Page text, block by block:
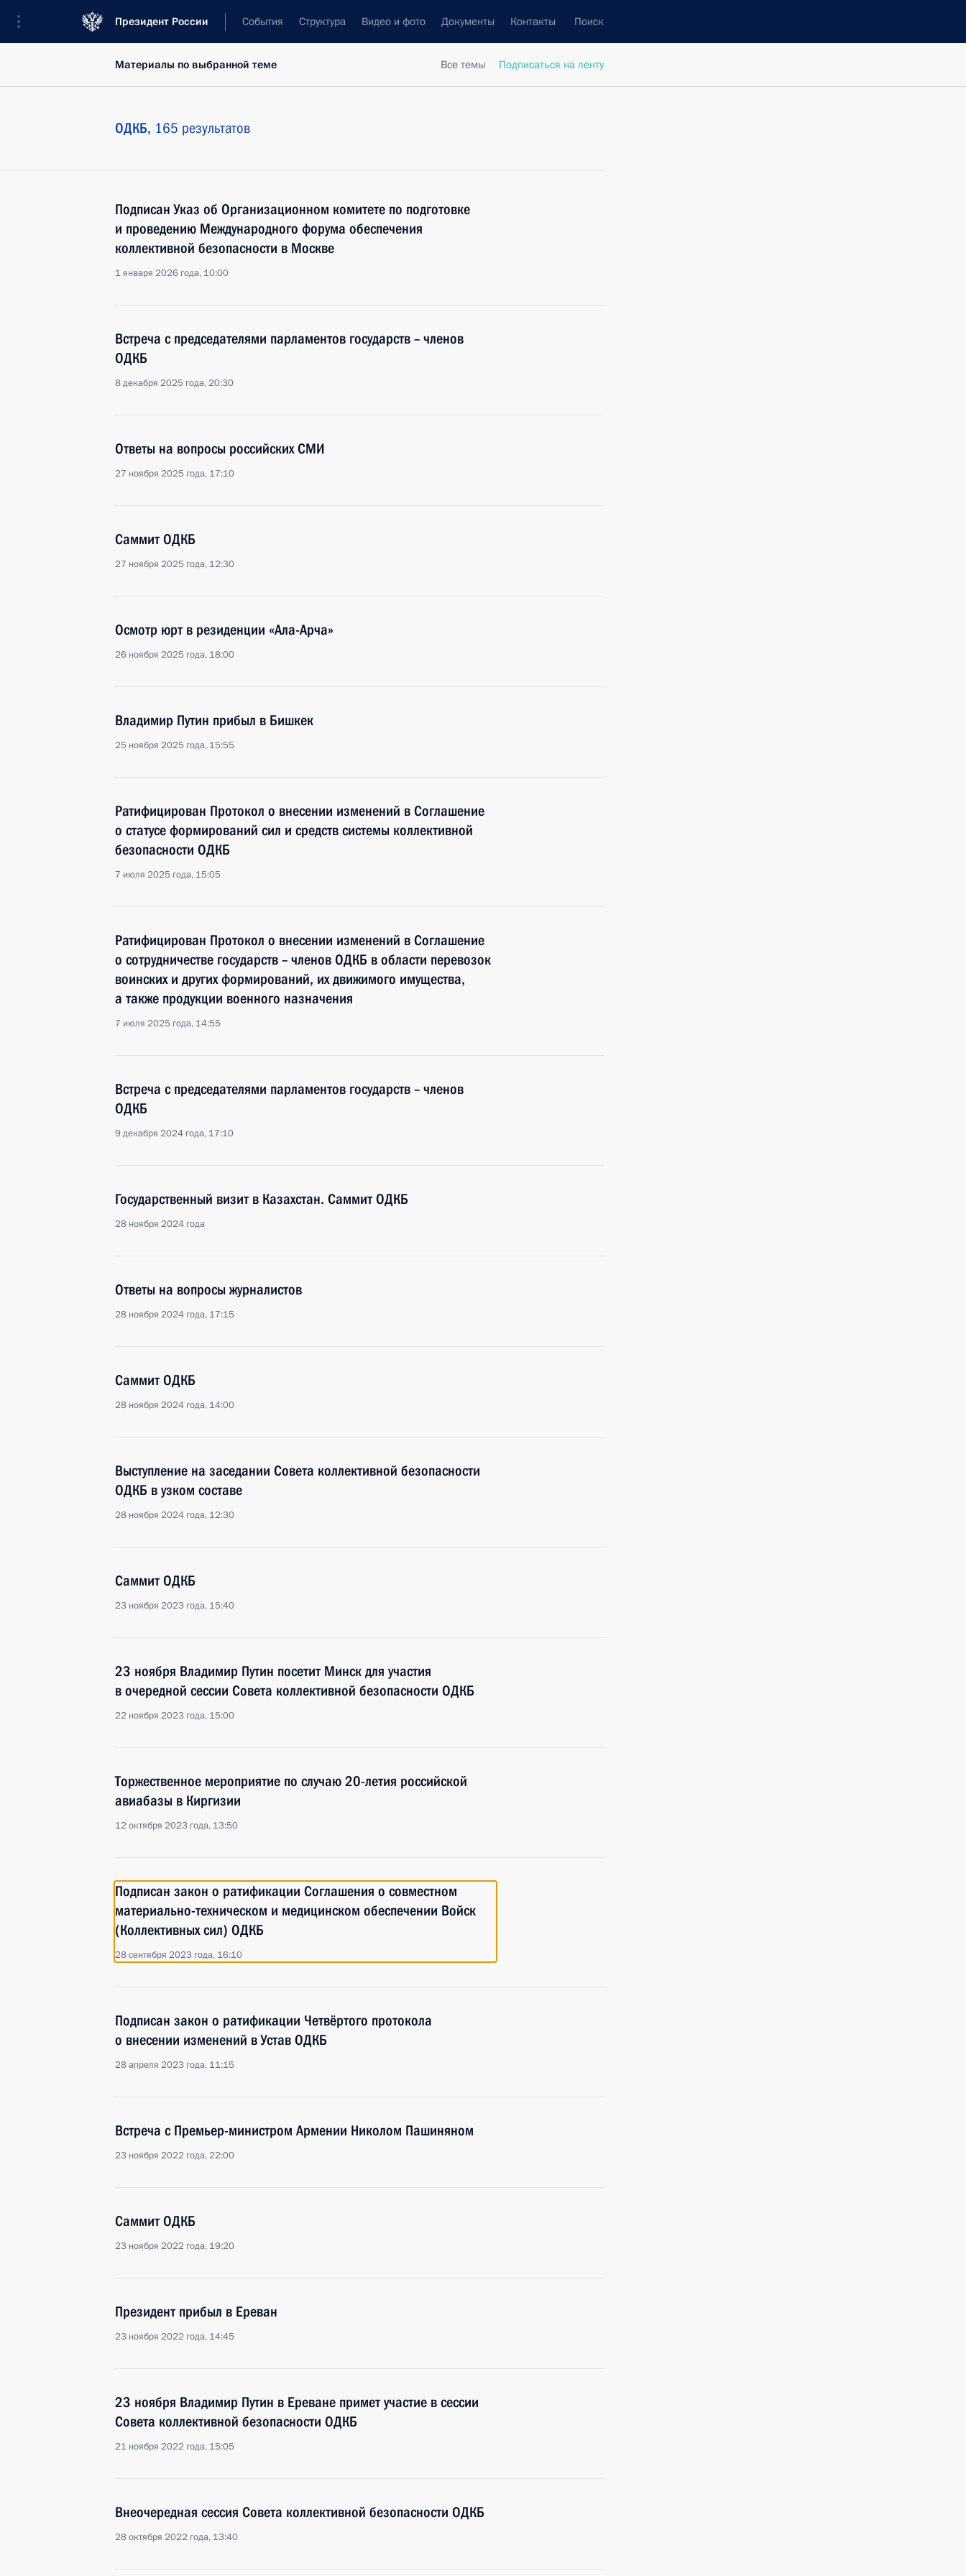
Президент России События Структура Видео и фото Документы Контакты Поиск
Все темы Подписаться на ленту
Материалы по выбранной теме
ОДКБ, 165 результатов
Подписан Указ об Организационном комитете по подготовке
и проведению Международного форума обеспечения
коллективной безопасности в Москве
1 января 2026 года, 10:00
Встреча с председателями парламентов государств – членов
ОДКБ
8 декабря 2025 года, 20:30
Ответы на вопросы российских СМИ
27 ноября 2025 года, 17:10
Саммит ОДКБ
27 ноября 2025 года, 12:30
Осмотр юрт в резиденции «Ала-Арча»
26 ноября 2025 года, 18:00
Владимир Путин прибыл в Бишкек
25 ноября 2025 года, 15:55
Ратифицирован Протокол о внесении изменений в Соглашение
о статусе формирований сил и средств системы коллективной
безопасности ОДКБ
7 июля 2025 года, 15:05
Ратифицирован Протокол о внесении изменений в Соглашение
о сотрудничестве государств – членов ОДКБ в области перевозок
воинских и других формирований, их движимого имущества,
а также продукции военного назначения
7 июля 2025 года, 14:55
Встреча с председателями парламентов государств – членов
ОДКБ
9 декабря 2024 года, 17:10
Государственный визит в Казахстан. Саммит ОДКБ
28 ноября 2024 года
Ответы на вопросы журналистов
28 ноября 2024 года, 17:15
Саммит ОДКБ
28 ноября 2024 года, 14:00
Выступление на заседании Совета коллективной безопасности
ОДКБ в узком составе
28 ноября 2024 года, 12:30
Саммит ОДКБ
23 ноября 2023 года, 15:40
23 ноября Владимир Путин посетит Минск для участия
в очередной сессии Совета коллективной безопасности ОДКБ
22 ноября 2023 года, 15:00
Торжественное мероприятие по случаю 20-летия российской
авиабазы в Киргизии
12 октября 2023 года, 13:50
Подписан закон о ратификации Соглашения о совместном
материально-техническом и медицинском обеспечении Войск
(Коллективных сил) ОДКБ
28 сентября 2023 года, 16:10
Подписан закон о ратификации Четвёртого протокола
о внесении изменений в Устав ОДКБ
28 апреля 2023 года, 11:15
Встреча с Премьер-министром Армении Николом Пашиняном
23 ноября 2022 года, 22:00
Саммит ОДКБ
23 ноября 2022 года, 19:20
Президент прибыл в Ереван
23 ноября 2022 года, 14:45
23 ноября Владимир Путин в Ереване примет участие в сессии
Совета коллективной безопасности ОДКБ
21 ноября 2022 года, 15:05
Внеочередная сессия Совета коллективной безопасности ОДКБ
28 октября 2022 года, 13:40